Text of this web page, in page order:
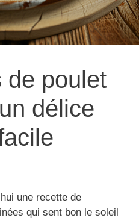
de poulet
délice
une recette de
qui sent bon le soleil